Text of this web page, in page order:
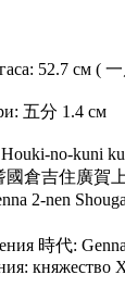
52.7 см (
五分 1.4 см
no-kuni
國倉吉住廣賀
2-nen
時代:
княжество